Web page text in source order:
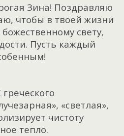
Зина! Поздравляю
чтобы в твоей жизни
свету,
Пусть каждый
«светлая»,
чистоту
тепло.